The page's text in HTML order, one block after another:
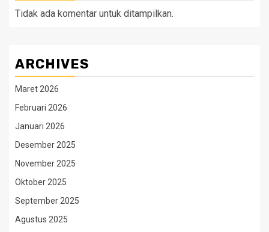
Tidak ada komentar untuk ditampilkan.
ARCHIVES
Maret 2026
Februari 2026
Januari 2026
Desember 2025
November 2025
Oktober 2025
September 2025
Agustus 2025